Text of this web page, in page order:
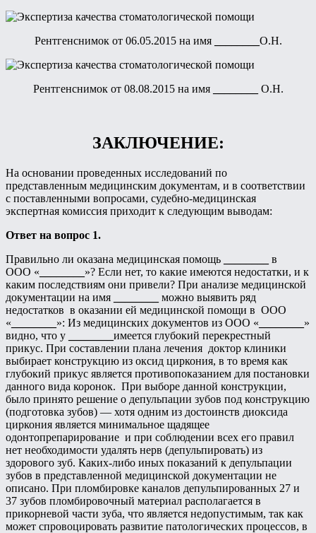
Рентгенснимок от 06.05.2015 на имя О.Н.
Рентгенснимок от 08.08.2015 на имя О.Н.
ЗАКЛЮЧЕНИЕ:
На основании проведенных исследований по
представленным медицинским документам, и в соответствии
с поставленными вопросами, судебно-медицинская
экспертная комиссия приходит к следующим выводам:
Ответ на вопрос 1.
Правильно ли оказана медицинская помощь
в
ООО «
»? Если нет, то какие имеются недостатки, и к
каким последствиям они привели? При анализе медицинской
документации на имя
можно выявить ряд
недостатков в оказании ей медицинской помощи в ООО
«
»: Из медицинских документов из ООО «
»
видно, что у
имеется глубокий перекрестный
прикус. При составлении плана лечения доктор клиники
выбирает конструкцию из оксид циркония, в то время как
глубокий прикус является противопоказанием для постановки
данного вида коронок. При выборе данной конструкции,
было принято решение о депульпации зубов под конструкцию
(подготовка зубов) — хотя одним из достоинств диоксида
циркония является минимальное щадящее
одонтопрепарирование и при соблюдении всех его правил
нет необходимости удалять нерв (депульпировать) из
здорового зуб. Каких-либо иных показаний к депульпации
зубов в представленной медицинской документации не
описано. При пломбировке каналов депульпированных 27 и
37 зубов пломбировочный материал располагается в
прикорневой части зуба, что является недопустимым, так как
может спровоцировать развитие патологических процессов, в